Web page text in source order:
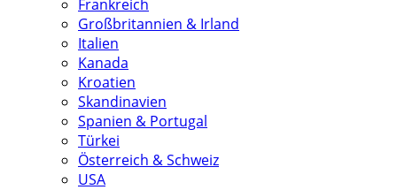
Frankreich
Großbritannien & Irland
Italien
Kanada
Kroatien
Skandinavien
Spanien & Portugal
Türkei
Österreich & Schweiz
USA